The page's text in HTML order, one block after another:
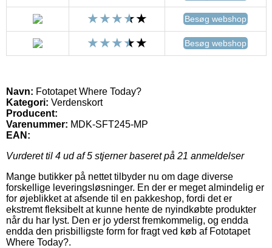
Besøg webshop
Besøg webshop
Navn: Fototapet Where Today?
Kategori: Verdenskort
Producent:
Varenummer: MDK-SFT245-MP
EAN:
Vurderet til 4 ud af 5 stjerner baseret på 21 anmeldelser
Mange butikker på nettet tilbyder nu om dage diverse
forskellige leveringsløsninger. En der er meget almindelig er
for øjeblikket at afsende til en pakkeshop, fordi det er
ekstremt fleksibelt at kunne hente de nyindkøbte produkter
når du har lyst. Den er jo yderst fremkommelig, og endda
endda den prisbilligste form for fragt ved køb af Fototapet
Where Today?.